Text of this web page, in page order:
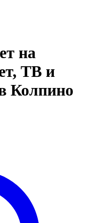
на
ТВ и
Колпино